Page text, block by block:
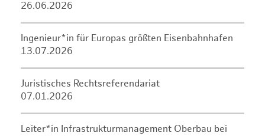
26.06.2026
Ingenieur*in für Europas größten Eisenbahnhafen
13.07.2026
Juristisches Rechtsreferendariat
07.01.2026
Leiter*in Infrastrukturmanagement Oberbau bei